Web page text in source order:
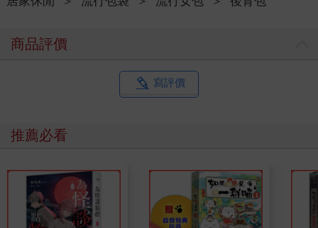
商品評價
寫評價
推薦必看